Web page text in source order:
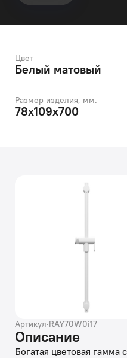
Цвет
Белый матовый
Размер изделия, мм.
78х109х700
Артикул·RAY70W0i17
Описание
Богатая цветовая